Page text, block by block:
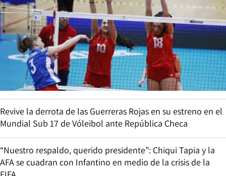
Revive la derrota de las Guerreras Rojas en su estreno en el
Mundial Sub 17 de Vóleibol ante República Checa
“Nuestro respaldo, querido presidente”: Chiqui Tapia y la
AFA se cuadran con Infantino en medio de la crisis de la